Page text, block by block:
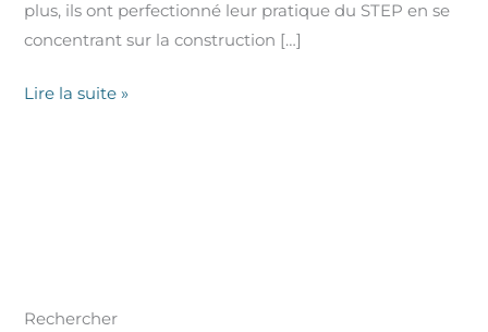
plus, ils ont perfectionné leur pratique du STEP en se
concentrant sur la construction […]
Lire la suite »
Rechercher